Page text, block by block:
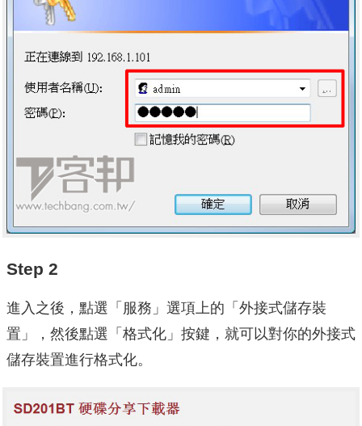
Step 2
進入之後，點選「服務」選項上的「外接式儲存裝
置」，然後點選「格式化」按鍵，就可以對你的外接式
儲存裝置進行格式化。